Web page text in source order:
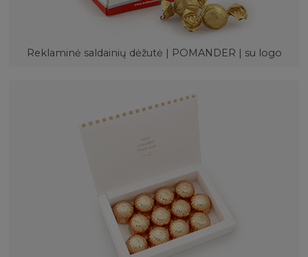
Reklaminė saldainių dėžutė | POMANDER | su logo